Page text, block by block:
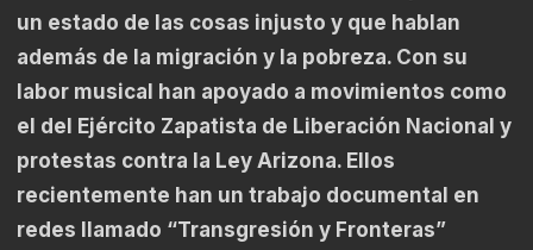
un estado de las cosas injusto y que hablan
además de la migración y la pobreza. Con su
labor musical han apoyado a movimientos como
el del Ejército Zapatista de Liberación Nacional y
protestas contra la Ley Arizona. Ellos
recientemente han un trabajo documental en
redes llamado “Transgresión y Fronteras”